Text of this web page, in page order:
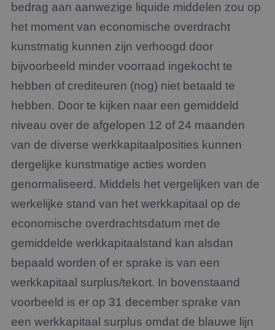
bedrag aan aanwezige liquide middelen zou op
het moment van economische overdracht
kunstmatig kunnen zijn verhoogd door
bijvoorbeeld minder voorraad ingekocht te
hebben of crediteuren (nog) niet betaald te
hebben. Door te kijken naar een gemiddeld
niveau over de afgelopen 12 of 24 maanden
van de diverse werkkapitaalposities kunnen
dergelijke kunstmatige acties worden
genormaliseerd. Middels het vergelijken van de
werkelijke stand van het werkkapitaal op de
economische overdrachtsdatum met de
gemiddelde werkkapitaalstand kan alsdan
bepaald worden of er sprake is van een
werkkapitaal surplus/tekort. In bovenstaand
voorbeeld is er op 31 december sprake van
een werkkapitaal surplus omdat de blauwe lijn